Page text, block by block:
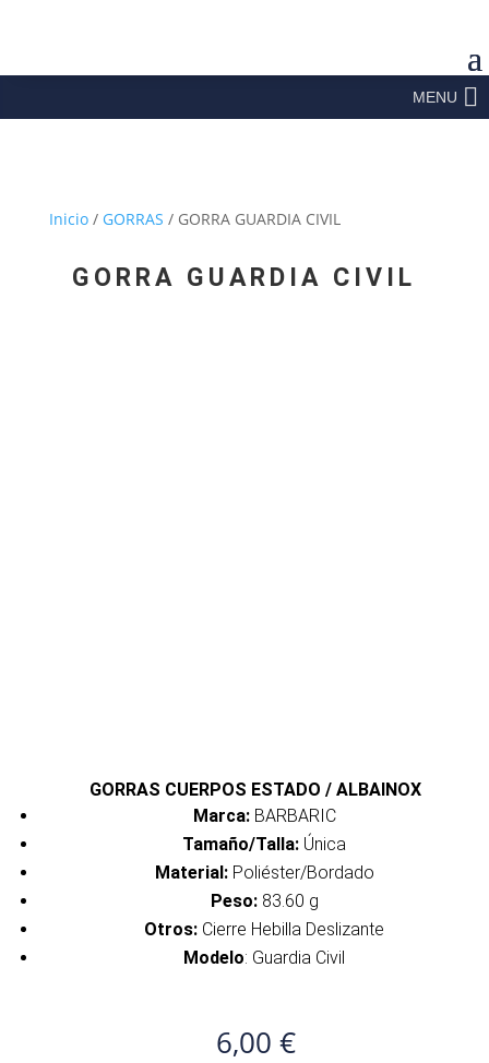
MENU
Inicio/ GORRAS / GORRA GUARDIA CIVIL
GORRA GUARDIA CIVIL
GORRAS CUERPOS ESTADO / ALBAINOX
Marca: BARBARIC
Tamaño/Talla: Única
Material: Poliéster/Bordado
Peso: 83.60 g
Otros: Cierre Hebilla Deslizante
Modelo: Guardia Civil
6,00 €